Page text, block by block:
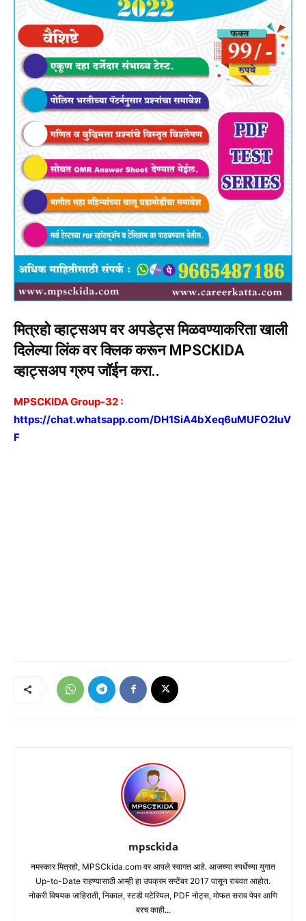
मित्रहो व्हाट्सअप वर अपडेट्स मिळवण्याकरिता खाली
दिलेल्या लिंक वर क्लिक करून MPSCKIDA
व्हाट्सअप ग्रुप जॉईन करा..
MPSCKIDA Group-32 :
https://chat.whatsapp.com/DH1SiA4bXeq6uMUFO2IuV
F
mpsckida
नमस्कार मित्रहो, MPSCkida.com वर आपले स्वागत आहे. आजच्या स्पर्धेच्या युगात
Up-to-Date राहण्यासाठी आम्ही हा उपक्रम सप्टेंबर 2017 पासून राबवत आहोत.
नोकरी विषयक जाहिराती, निकाल, स्टडी मटेरियल, PDF नोट्स, मोफत सराव पेपर आणि
बरच काही...